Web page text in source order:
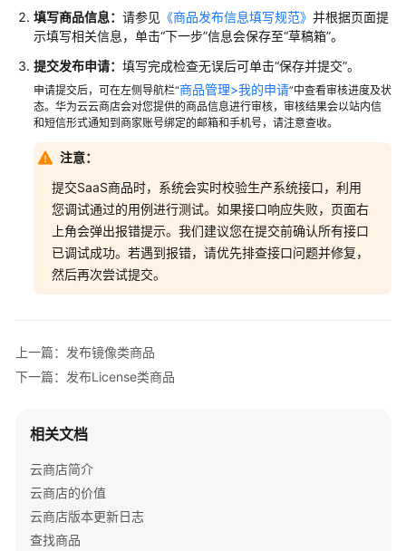
理
资
产
与
安
全
测
试
提
交
品
发
商
发
布
原
填写商品信息： 请参见 《商品发布信息填写规范》 并根据页面提
示填写相关信息，单击“下一步”信息会保存至“草稿箱”。
提交发布申请： 填写完成检查无误后可单击“保存并提交”。
申请提交后，可在左侧导航栏“商品管理>我的申请”中查看审核进度及状
态。华为云云商店会对您提供的商品信息进行审核，审核结果会以站内信
和短信形式通知到商家账号绑定的邮箱和手机号，请注意查收。
注意：
提交SaaS商品时，系统会实时校验生产系统接口，利用
您调试通过的用例进行测试。如果接口响应失败，页面右
上角会弹出报错提示。我们建议您在提交前确认所有接口
已调试成功。若遇到报错，请优先排查接口问题并修复，
然后再次尝试提交。
上一篇：发布镜像类商品
下一篇：发布License类商品
相关文档
云商店简介
云商店的价值
云商店版本更新日志
查找商品